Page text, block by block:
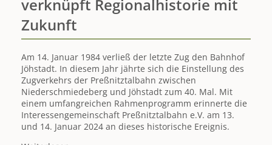
/
Einreichefrist
verknüpft Regionalhistorie mit
Zukunft
Am 14. Januar 1984 verließ der letzte Zug den Bahnhof
Jöhstadt. In diesem Jahr jährte sich die Einstellung des
Zugverkehrs der Preßnitztalbahn zwischen
Niederschmiedeberg und Jöhstadt zum 40. Mal. Mit
einem umfangreichen Rahmenprogramm erinnerte die
Interessengemeinschaft Preßnitztalbahn e.V. am 13.
und 14. Januar 2024 an dieses historische Ereignis.